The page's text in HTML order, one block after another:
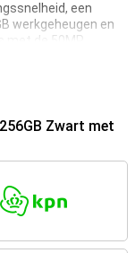
een
werkgeheugen en
met de 50MP
batterij met 68W
STD-810H
vloeiend en scherp
Met een helderheid
fel licht. Dankzij
7i zodat het
Zwart met